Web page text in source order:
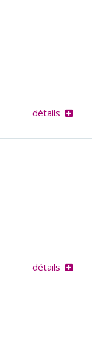
détails
détails